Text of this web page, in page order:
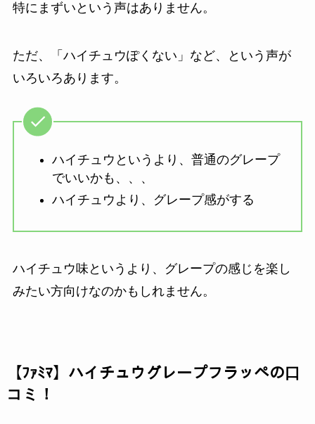
特にまずいという声はありません。
ただ、「ハイチュウぽくない」など、という声が
いろいろあります。
ハイチュウというより、普通のグレープ
でいいかも、、、
ハイチュウより、グレープ感がする
ハイチュウ味というより、グレープの感じを楽し
みたい方向けなのかもしれません。
【ﾌｧﾐﾏ】ハイチュウグレープフラッペの口
コミ！